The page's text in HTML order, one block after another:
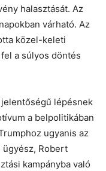
halasztását. Az
várható. Az
közel-keleti
a súlyos döntés
lépésnek
a belpolitikában
ugyanis az
ügyész, Robert
kampányba való